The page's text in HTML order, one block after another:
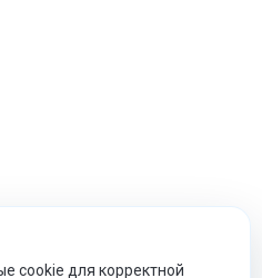
cookie для корректной